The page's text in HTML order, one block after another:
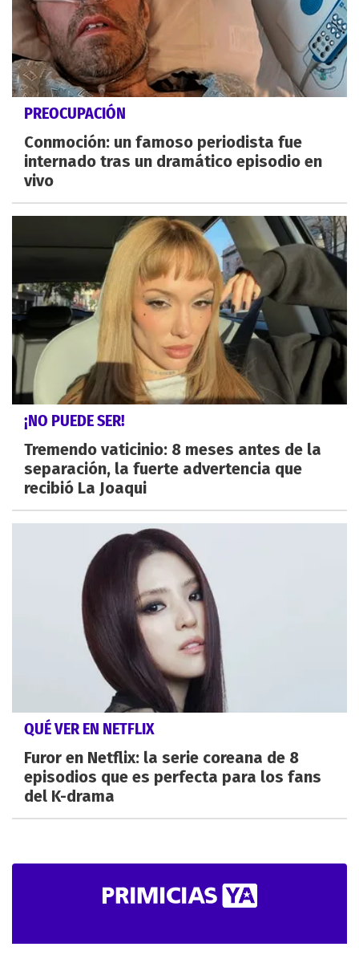
PREOCUPACIÓN
Conmoción: un famoso periodista fue
internado tras un dramático episodio en
vivo
¡NO PUEDE SER!
Tremendo vaticinio: 8 meses antes de la
separación, la fuerte advertencia que
recibió La Joaqui
QUÉ VER EN NETFLIX
Furor en Netflix: la serie coreana de 8
episodios que es perfecta para los fans
del K-drama